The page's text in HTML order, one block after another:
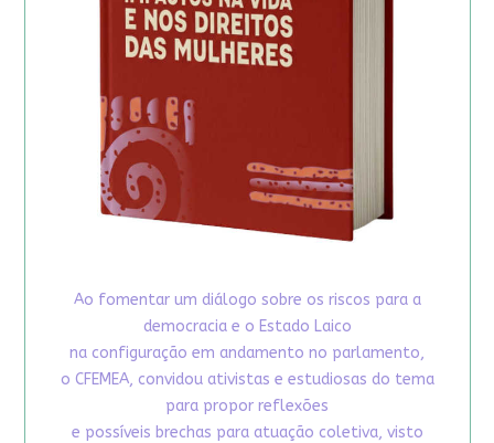
Ao fomentar um diálogo sobre os riscos para a
democracia e o Estado Laico
na configuração em andamento no parlamento,
o CFEMEA, convidou ativistas e estudiosas do tema
para propor reflexões
e possíveis brechas para atuação coletiva, visto